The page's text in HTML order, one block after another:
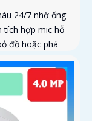
24/7 nhờ ống
tích hợp mic hỗ
đồ hoặc phá
video H.265+
nhớ